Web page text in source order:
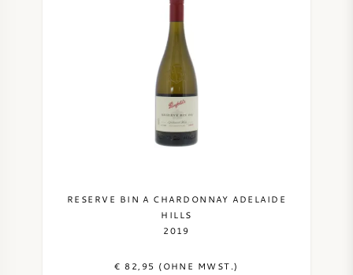
RESERVE BIN A CHARDONNAY ADELAIDE
HILLS
2019
€ 82,95 (OHNE MWST.)